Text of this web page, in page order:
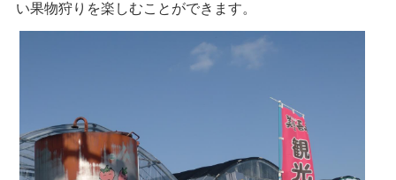
い果物狩りを楽しむことができます。